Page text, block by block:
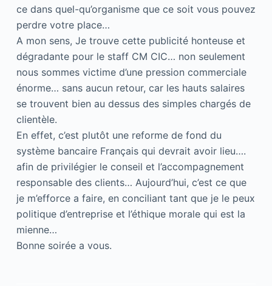
ce dans quel-qu’organisme que ce soit vous pouvez
perdre votre place…
A mon sens, Je trouve cette publicité honteuse et
dégradante pour le staff CM CIC… non seulement
nous sommes victime d’une pression commerciale
énorme… sans aucun retour, car les hauts salaires
se trouvent bien au dessus des simples chargés de
clientèle.
En effet, c’est plutôt une reforme de fond du
système bancaire Français qui devrait avoir lieu….
afin de privilégier le conseil et l’accompagnement
responsable des clients… Aujourd’hui, c’est ce que
je m’efforce a faire, en conciliant tant que je le peux
politique d’entreprise et l’éthique morale qui est la
mienne…
Bonne soirée a vous.